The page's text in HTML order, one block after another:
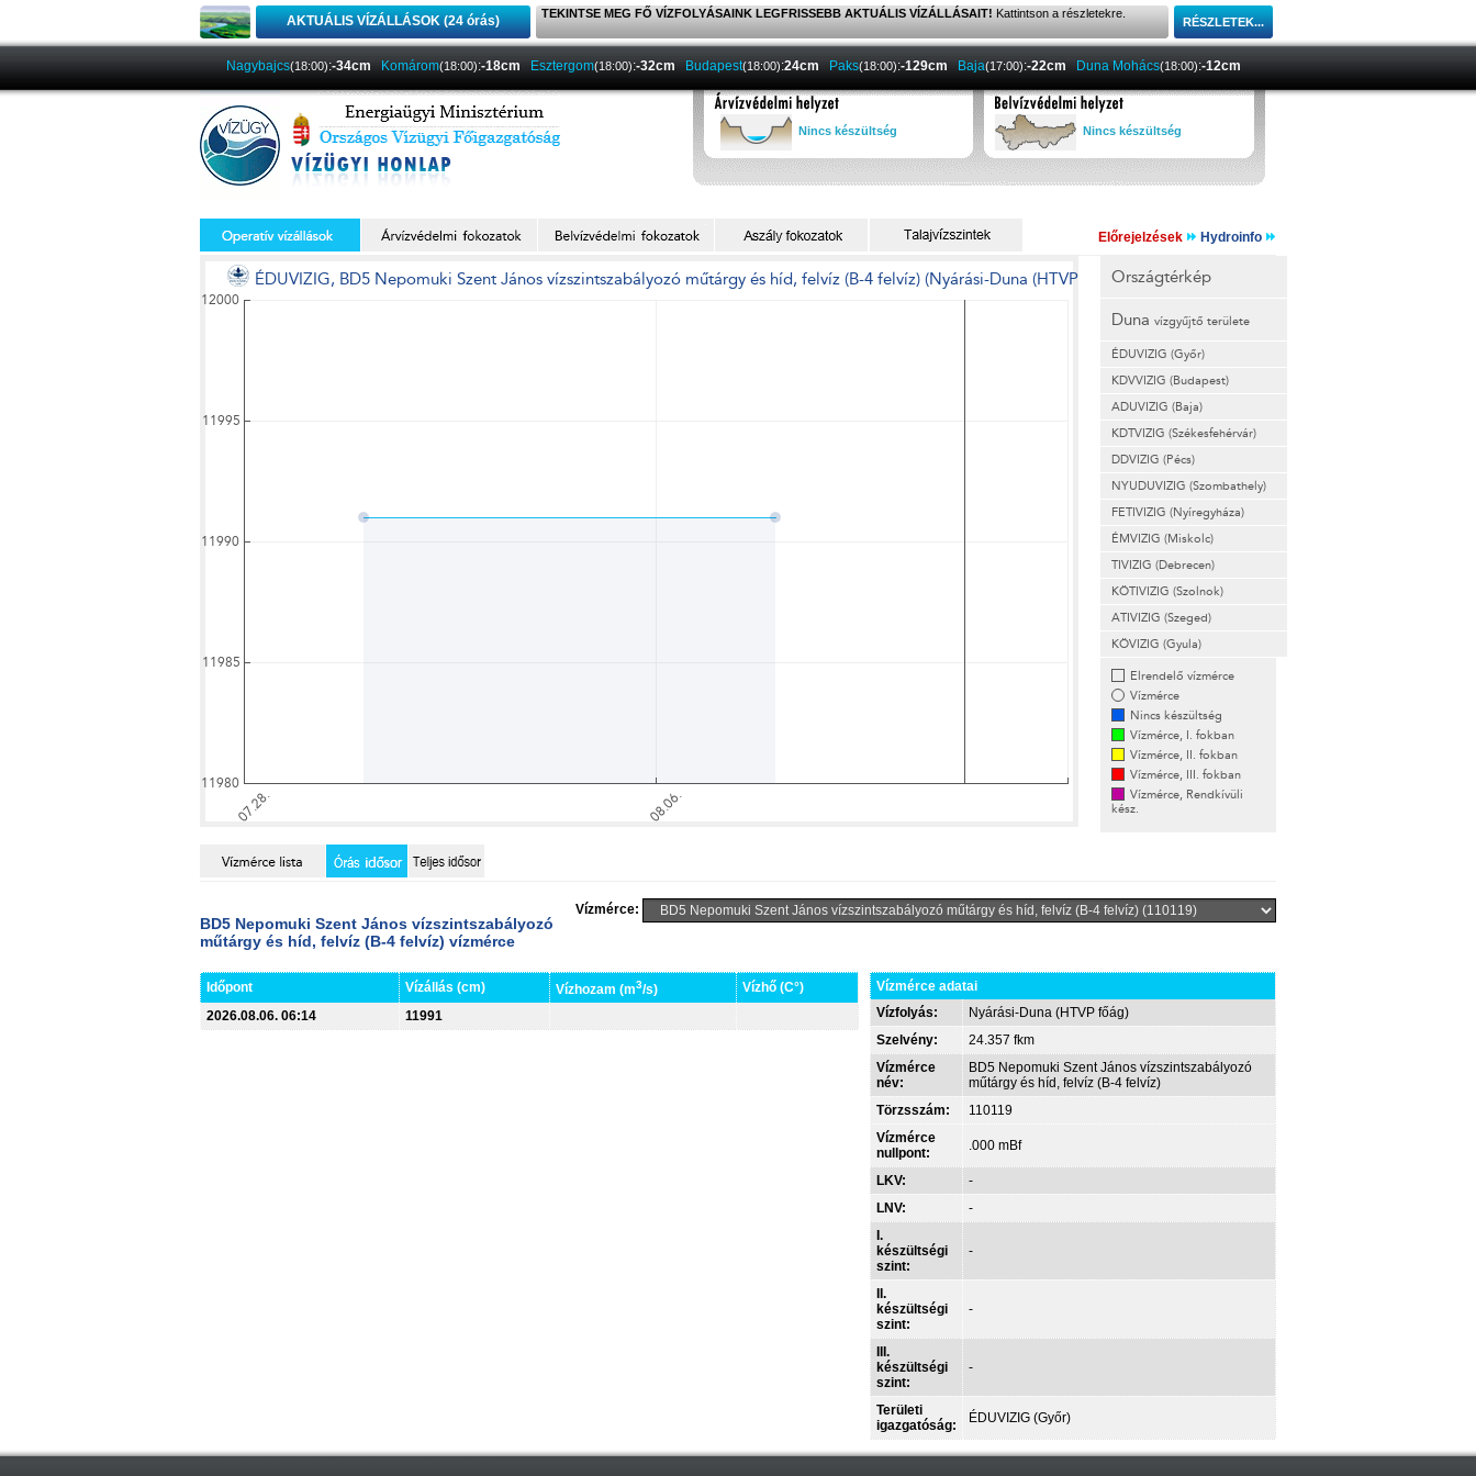
AKTUÁLIS VÍZÁLLÁSOK (24 órás) TEKINTSE MEG FŐ VÍZFOLYÁSAINK LEGFRISSEBB AKTUÁLIS VÍZÁLLÁSAIT! Kattintson a részletekre.
Nagybajcs(18:00):-34cm Komárom(18:00):-18cm Esztergom(18:00):-32cm Budapest(18:00):24cm Paks(18:00):-129cm Baja(17:00):-22cm Duna Mohács(18:00):-12cm
Nincs készültség Nincs készültség
Előrejelzések Hydroinfo
Országtérkép
Duna vízgyűjtő területe
ÉDUVIZIG (Győr)
KDVVIZIG (Budapest)
ADUVIZIG (Baja)
KDTVIZIG (Székesfehérvár)
DDVIZIG (Pécs)
NYUDUVIZIG (Szombathely)
FETIVIZIG (Nyíregyháza)
ÉMVIZIG (Miskolc)
TIVIZIG (Debrecen)
KÖTIVIZIG (Szolnok)
ATIVIZIG (Szeged)
KÖVIZIG (Gyula)
Elrendelő vízmérce
Vízmérce
Nincs készültség
Vízmérce, I. fokban
Vízmérce, II. fokban
Vízmérce, III. fokban
Vízmérce, Rendkívüli
kész.
Vízmérce:
BD5 Nepomuki Szent János vízszintszabályozó
műtárgy és híd, felvíz (B-4 felvíz) vízmérce
Időpont Vízállás (cm) Vízhozam (m3/s)
Vízhő (C°)
2026.08.06. 06:14
11991
Vízmérce adatai
Vízfolyás:
Nyárási-Duna (HTVP főág)
Szelvény:
24.357 fkm
Vízmérce
név:
BD5 Nepomuki Szent János vízszintszabályozó
műtárgy és híd, felvíz (B-4 felvíz)
Törzsszám:
110119
Vízmérce
nullpont:
.000 mBf
LKV:
-
LNV:
-
I.
készültségi
szint:
-
II.
készültségi
szint:
-
III.
készültségi
szint:
-
Területi
igazgatóság:
ÉDUVIZIG (Győr)